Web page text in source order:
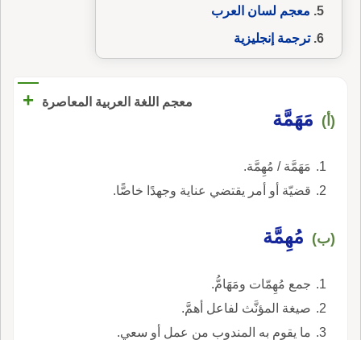
معجم لسان العرب
ترجمة إنجليزية
معجم اللغة العربية المعاصرة +
(أ) مَهَمَّة
مَهَمَّة / مُهِمَّة.
قضيّة أو أمر يقتضي عناية وجهدًا خاصًّا.
(ب) مُهِمَّة
جمع مُهِمّات ومَهَامُّ.
صيغة المؤنَّث لفاعل أهمَّ.
ما يقوم به المندوب من عمل أو سعي.